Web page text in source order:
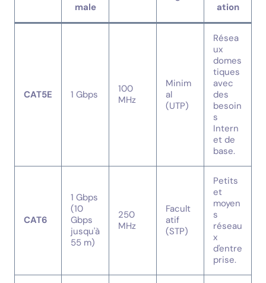
male
ation
CAT5E 1 Gbps
100
MHz
Minim
al
(UTP)
Résea
ux
domes
tiques
avec
des
besoin
s
Intern
et de
base.
CAT6
1 Gbps
(10
Gbps
jusqu'à
55 m)
250
MHz
Facult
atif
(STP)
Petits
et
moyen
s
réseau
x
d'entre
prise.